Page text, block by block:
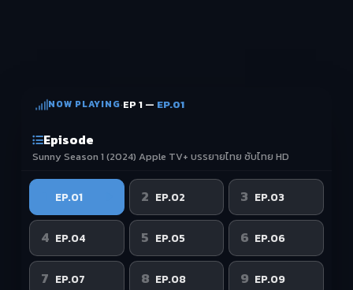
NOW PLAYING·EP 1 — EP.01
Episode
Sunny Season 1 (2024) Apple TV+ บรรยายไทย ซับไทย HD
EP.01 2 EP.02 3 EP.03
4 EP.04 5 EP.05 6 EP.06
7 EP.07 8 EP.08 9 EP.09